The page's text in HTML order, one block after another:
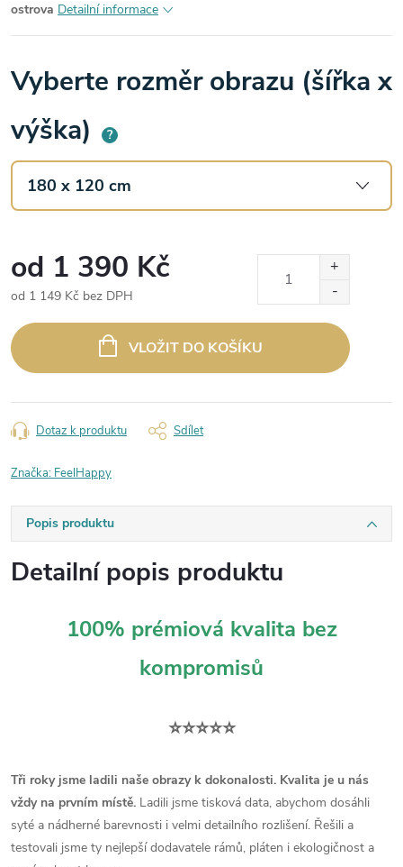
ostrova Detailní informace
Vyberte rozměr obrazu (šířka x
výška)
?
od 1 390 Kč
od 1 149 Kč bez DPH
cena:
VLOŽIT DO KOŠÍKU
Dotaz k produktu Sdílet
Značka: FeelHappy
Popis produktu
Detailní popis produktu
100% prémiová kvalita bez
kompromisů
⭐⭐⭐⭐⭐
Tři roky jsme ladili naše obrazy k dokonalosti. Kvalita je u nás
vždy na prvním místě. Ladili jsme tisková data, abychom dosáhli
syté a nádherné barevnosti i velmi detailního rozlišení. Řešili a
testovali jsme ty nejlepší dodavatele rámů, pláten i ekologičnost a